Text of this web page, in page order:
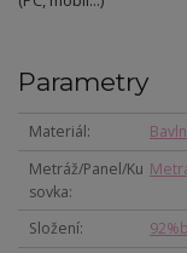
Parametry
Materiál
Metráž/Panel/Ku
sovka
Složení